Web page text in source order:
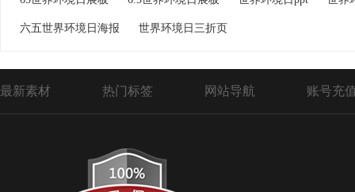
六五世界环境日海报 世界环境日三折页
最新素材 热门标签 网站导航 账号充